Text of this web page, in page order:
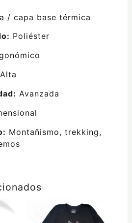
/ capa base térmica
Poliéster
Alta
Avanzada
Montañismo, trekking,